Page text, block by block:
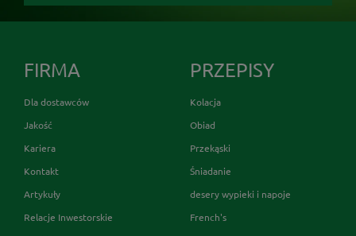
FIRMA
Dla dostawców
Jakość
Kariera
Kontakt
Artykuły
Relacje Inwestorskie
PRZEPISY
Kolacja
Obiad
Przekąski
Śniadanie
desery wypieki i napoje
French's